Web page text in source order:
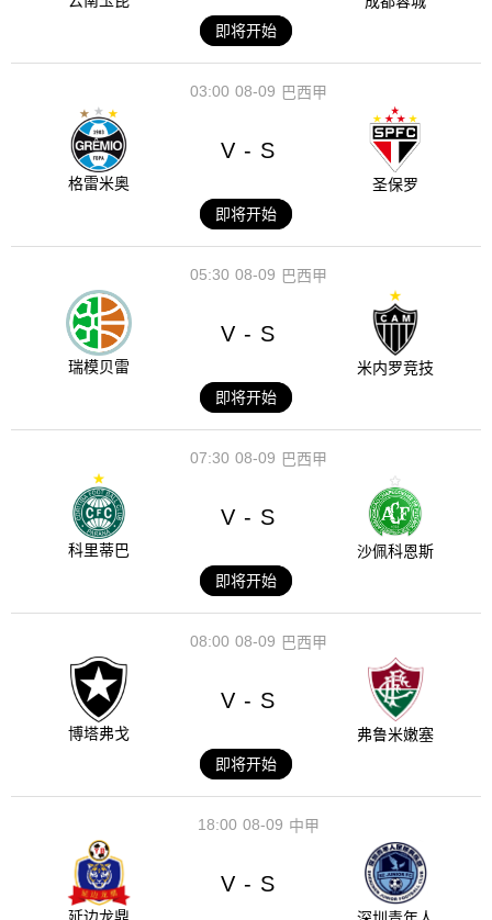
即将开始
08-09
03:00 巴西甲
格雷米奥
V - S
圣保罗
即将开始
08-09
05:30 巴西甲
瑞模贝雷
V - S
米内罗竞技
即将开始
08-09
07:30 巴西甲
科里蒂巴
V - S
沙佩科恩斯
即将开始
08-09
08:00 巴西甲
博塔弗戈
V - S
弗鲁米嫩塞
即将开始
08-09
18:00 中甲
V - S